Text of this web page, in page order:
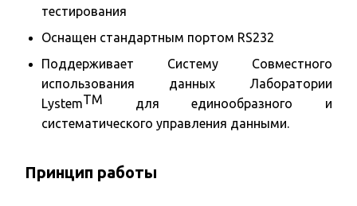
тестирования
Оснащен стандартным портом RS232
Поддерживает Систему Совместного
использования данных Лаборатории
LystemTM для единообразного и
систематического управления данными.
Принцип работы